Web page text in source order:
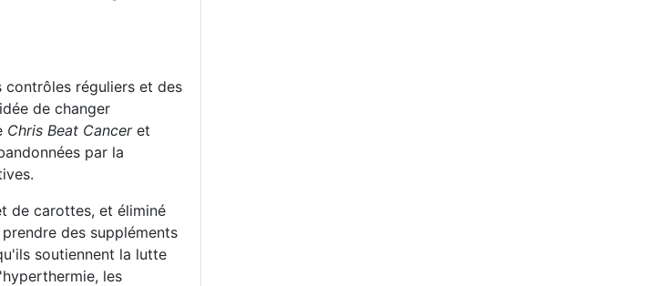
contrôles réguliers et des
de changer
Chris Beat Canceret
par la
de carottes, et éliminé
des suppléments
soutiennent la lutte
les